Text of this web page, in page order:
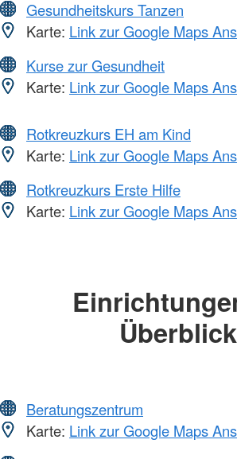
Gesundheitskurs Tanzen
Karte: Link zur Google Maps
Kurse zur Gesundheit
Karte: Link zur Google Maps
Rotkreuzkurs EH am Kind
Karte: Link zur Google Maps
Rotkreuzkurs Erste Hilfe
Karte: Link zur Google Maps
Überblick
Beratungszentrum
Karte: Link zur Google Maps